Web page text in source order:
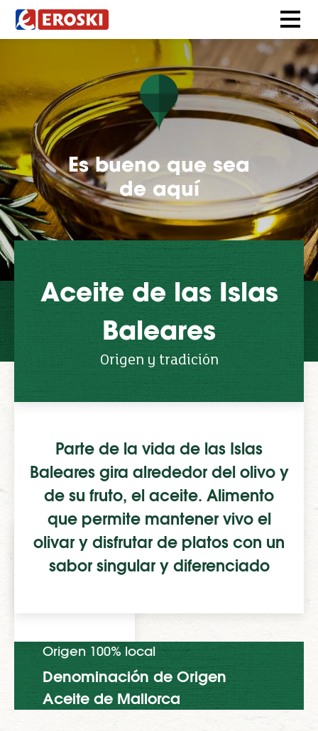
Es bueno que sea
de aquí
Aceite de las Islas
Baleares
Origen y tradición
Parte de la vida de las Islas
Baleares gira alrededor del olivo y
de su fruto, el aceite. Alimento
que permite mantener vivo el
olivar y disfrutar de platos con un
sabor singular y diferenciado
Origen 100% local
Denominación de Origen
Aceite de Mallorca